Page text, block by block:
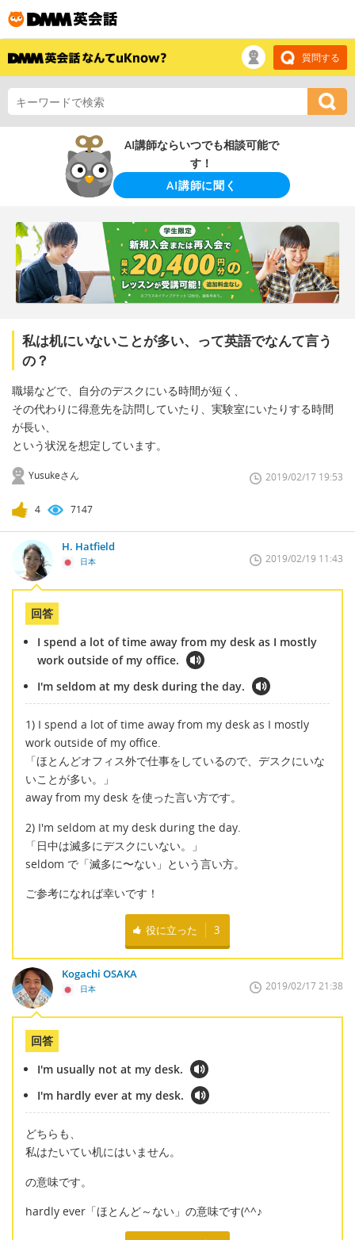
質問する
AI講師ならいつでも相談可能で
す！
AI講師に聞く
私は机にいないことが多い、って英語でなんて言う
の？
職場などで、自分のデスクにいる時間が短く、
その代わりに得意先を訪問していたり、実験室にいたりする時間
が長い、
という状況を想定しています。
Yusukeさん 2019/02/17 19:53
4 7147
H. Hatfield
日本 2019/02/19 11:43
回答
I spend a lot of time away from my desk as I mostly
work outside of my office.
I'm seldom at my desk during the day.
1) I spend a lot of time away from my desk as I mostly
work outside of my office.
「ほとんどオフィス外で仕事をしているので、デスクにいな
いことが多い。」
away from my desk を使った言い方です。
2) I'm seldom at my desk during the day.
「日中は滅多にデスクにいない。」
seldom で「滅多に〜ない」という言い方。
ご参考になれば幸いです！
役に立った 3
Kogachi OSAKA
日本 2019/02/17 21:38
回答
I'm usually not at my desk.
I'm hardly ever at my desk.
どちらも、
私はたいてい机にはいません。
の意味です。
hardly ever「ほとんど～ない」の意味です(^^♪